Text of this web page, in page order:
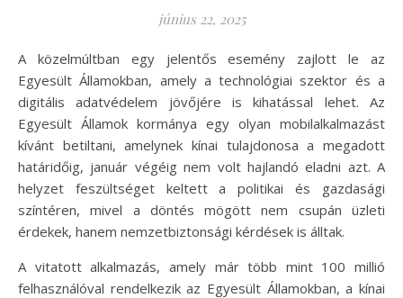
június 22, 2025
A közelmúltban egy jelentős esemény zajlott le az
Egyesült Államokban, amely a technológiai szektor és a
digitális adatvédelem jövőjére is kihatással lehet. Az
Egyesült Államok kormánya egy olyan mobilalkalmazást
kívánt betiltani, amelynek kínai tulajdonosa a megadott
határidőig, január végéig nem volt hajlandó eladni azt. A
helyzet feszültséget keltett a politikai és gazdasági
színtéren, mivel a döntés mögött nem csupán üzleti
érdekek, hanem nemzetbiztonsági kérdések is álltak.
A vitatott alkalmazás, amely már több mint 100 millió
felhasználóval rendelkezik az Egyesült Államokban, a kínai